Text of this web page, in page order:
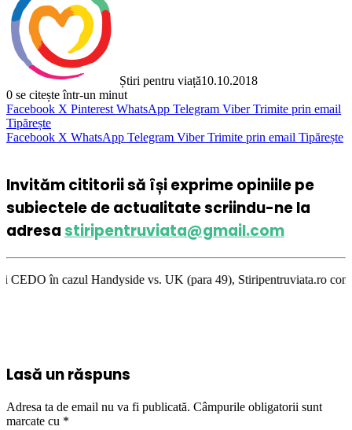
Știri pentru viață10.10.2018
0 se citește într-un minut
Facebook X Pinterest WhatsApp Telegram Viber Trimite prin email
Tipărește
Facebook X WhatsApp Telegram Viber Trimite prin email Tipărește
Invităm cititorii să își exprime opiniile pe
subiectele de actualitate scriindu-ne la
adresastiripentruviata@gmail.com
vs. UK (para 49), Stiripentruviata.ro consideră că
Lasă un răspuns
Adresa ta de email nu va fi publicată. Câmpurile obligatorii sunt
marcate cu *